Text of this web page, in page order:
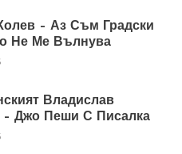
– Аз Съм Градски
Не Ме Вълнува
Владислав
– Джо Пеши С Писалка